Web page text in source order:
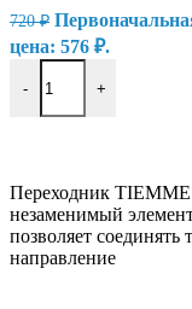
720₽
цена: 576 ₽.
- +
Переходник
незаменимый
позволяет
направление